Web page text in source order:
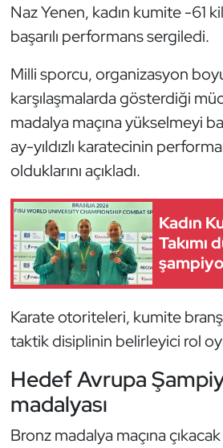
Naz Yenen, kadın kumite -61
başarılı performans sergiledi.
Milli sporcu, organizasyon
karşılaşmalarda gösterdiği
madalya maçına yükselmeyi
ay-yıldızlı karatecinin
olduklarını açıkladı.
Kadın
Takımı
Karate otoriteleri, kumite
taktik disiplinin belirleyici rol
Hedef Avrupa
madalyası
Bronz madalya maçına
Golf
Halter
Hava Sporları
Hentbol
İşitme Engelli Sporcular
Judo ve Kuraş
Karate
Kayak